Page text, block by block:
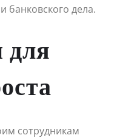
банковского дела.
сотрудникам